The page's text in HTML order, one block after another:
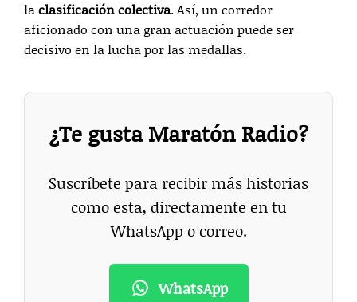
laclasificación colectiva. Así, un corredor
aficionado con una gran actuación puede ser
decisivo en la lucha por las medallas.
¿Te gusta Maratón Radio?
Suscríbete para recibir más historias
como esta, directamente en tu
WhatsApp o correo.
WhatsApp